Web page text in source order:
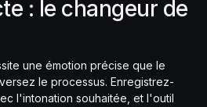
: le changeur de
une émotion précise que le
le processus. Enregistrez-
l'intonation souhaitée, et l'outil